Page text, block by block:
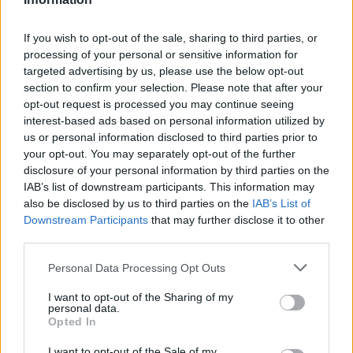
If you wish to opt-out of the sale, sharing to third parties, or
processing of your personal or sensitive information for
targeted advertising by us, please use the below opt-out
section to confirm your selection. Please note that after your
opt-out request is processed you may continue seeing
interest-based ads based on personal information utilized by
us or personal information disclosed to third parties prior to
your opt-out. You may separately opt-out of the further
disclosure of your personal information by third parties on the
IAB’s list of downstream participants. This information may
also be disclosed by us to third parties on the IAB’s List of
Downstream Participants that may further disclose it to other
Please note that this website/app uses one or more Google
not limited to your visit or usage behaviour. You may click to
grant or deny consent to Google and its third-party tags to
use your data for below specified purposes in below Google
consent section.
Personal Data Processing Opt Outs
I want to opt-out of the Sharing of my
personal data.
Opted In
Μέση Ανατολή, με το οποίο είχε συνδεθεί ο τέως
επικεφαλής της Red Bull Racing, Κρίστιαν
Χόρνερ.